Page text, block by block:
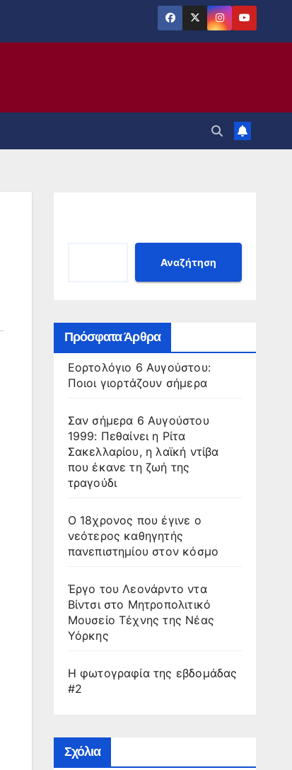
Αναζήτηση
Πρόσφατα Άρθρα
Εορτολόγιο 6 Αυγούστου:
Ποιοι γιορτάζουν σήμερα
Σαν σήμερα 6 Αυγούστου
1999: Πεθαίνει η Ρίτα
Σακελλαρίου, η λαϊκή ντίβα
που έκανε τη ζωή της
τραγούδι
Ο 18χρονος που έγινε ο
νεότερος καθηγητής
πανεπιστημίου στον κόσμο
Έργο του Λεονάρντο ντα
Βίντσι στο Μητροπολιτικό
Μουσείο Τέχνης της Νέας
Υόρκης
Η φωτογραφία της εβδομάδας
#2
Σχόλια